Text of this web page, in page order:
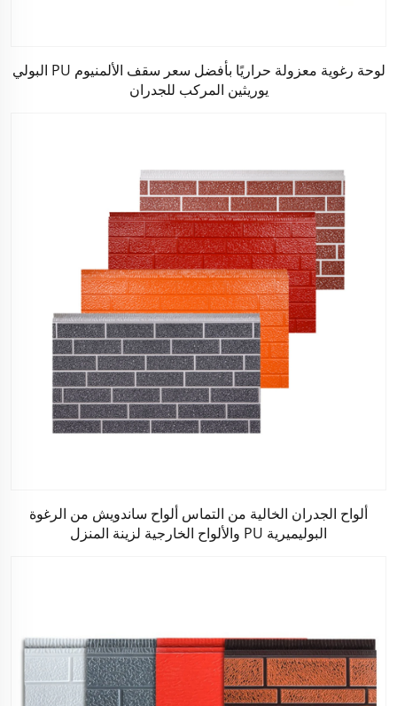
لوحة رغوية معزولة حراريًا بأفضل سعر سقف الألمنيوم PU البولي
يوريثين المركب للجدران
ألواح الجدران الخالية من التماس ألواح ساندويش من الرغوة
البوليميرية PU والألواح الخارجية لزينة المنزل